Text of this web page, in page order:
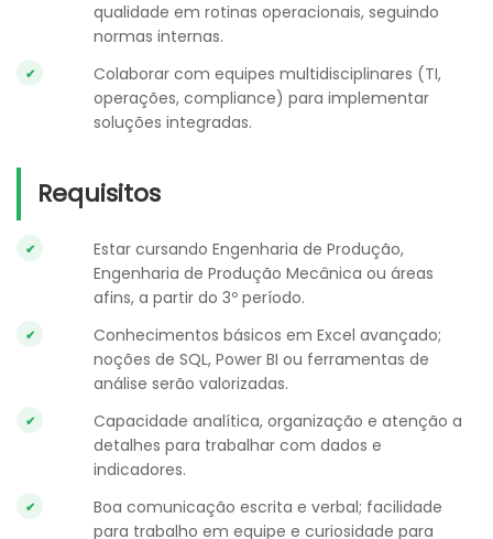
qualidade em rotinas operacionais, seguindo
normas internas.
Colaborar com equipes multidisciplinares (TI,
operações, compliance) para implementar
soluções integradas.
Requisitos
Estar cursando Engenharia de Produção,
Engenharia de Produção Mecânica ou áreas
afins, a partir do 3º período.
Conhecimentos básicos em Excel avançado;
noções de SQL, Power BI ou ferramentas de
análise serão valorizadas.
Capacidade analítica, organização e atenção a
detalhes para trabalhar com dados e
indicadores.
Boa comunicação escrita e verbal; facilidade
para trabalho em equipe e curiosidade para